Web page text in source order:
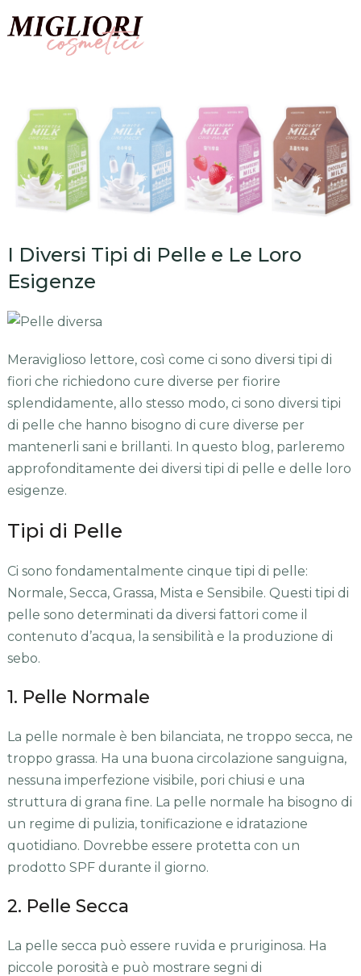
I Diversi Tipi di Pelle e Le Loro
Esigenze
Meraviglioso lettore, così come ci sono diversi tipi di
fiori che richiedono cure diverse per fiorire
splendidamente, allo stesso modo, ci sono diversi tipi
di pelle che hanno bisogno di cure diverse per
mantenerli sani e brillanti. In questo blog, parleremo
approfonditamente dei diversi tipi di pelle e delle loro
esigenze.
Tipi di Pelle
Ci sono fondamentalmente cinque tipi di pelle:
Normale, Secca, Grassa, Mista e Sensibile. Questi tipi di
pelle sono determinati da diversi fattori come il
contenuto d’acqua, la sensibilità e la produzione di
sebo.
1. Pelle Normale
La pelle normale è ben bilanciata, ne troppo secca, ne
troppo grassa. Ha una buona circolazione sanguigna,
nessuna imperfezione visibile, pori chiusi e una
struttura di grana fine. La pelle normale ha bisogno di
un regime di pulizia, tonificazione e idratazione
quotidiano. Dovrebbe essere protetta con un
prodotto SPF durante il giorno.
2. Pelle Secca
La pelle secca può essere ruvida e pruriginosa. Ha
piccole porosità e può mostrare segni di